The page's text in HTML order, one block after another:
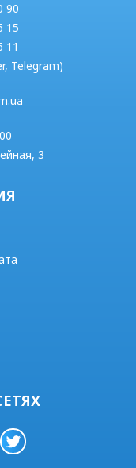
90
15
11
Telegram)
3